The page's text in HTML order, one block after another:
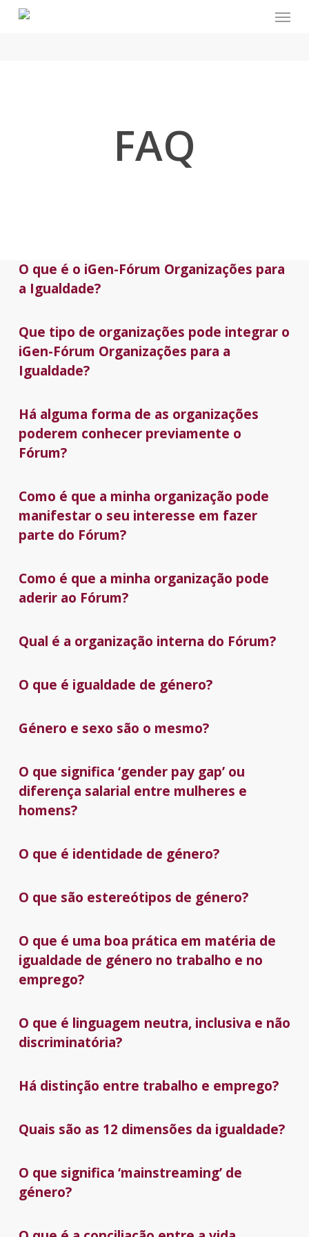
Menu
FAQ
O que é o iGen-Fórum Organizações para
a Igualdade?
Que tipo de organizações pode integrar o
iGen-Fórum Organizações para a
Igualdade?
Há alguma forma de as organizações
poderem conhecer previamente o
Fórum?
Como é que a minha organização pode
manifestar o seu interesse em fazer
parte do Fórum?
Como é que a minha organização pode
aderir ao Fórum?
Qual é a organização interna do Fórum?
O que é igualdade de género?
Género e sexo são o mesmo?
O que significa ‘gender pay gap’ ou
diferença salarial entre mulheres e
homens?
O que é identidade de género?
O que são estereótipos de género?
O que é uma boa prática em matéria de
igualdade de género no trabalho e no
emprego?
O que é linguagem neutra, inclusiva e não
discriminatória?
Há distinção entre trabalho e emprego?
Quais são as 12 dimensões da igualdade?
O que significa ‘mainstreaming’ de
género?